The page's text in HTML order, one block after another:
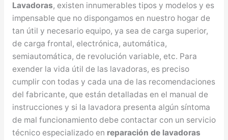
Lavadoras, existen innumerables tipos y modelos y es
impensable que no dispongamos en nuestro hogar de
tan útil y necesario equipo, ya sea de carga superior,
de carga frontal, electrónica, automática,
semiautomática, de revolución variable, etc. Para
exender la vida útil de las lavadoras, es preciso
cumplir con todas y cada una de las recomendaciones
del fabricante, que están detalladas en el manual de
instrucciones y si la lavadora presenta algún síntoma
de mal funcionamiento debe contactar con un servicio
técnico especializado en reparación de lavadoras